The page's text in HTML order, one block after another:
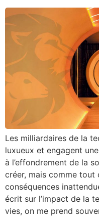
Les milliardaires de la
luxueux et engagent
à l’effondrement de la
créer, mais comme tout
conséquences
écrit sur l’impact de la
vies, on me prend